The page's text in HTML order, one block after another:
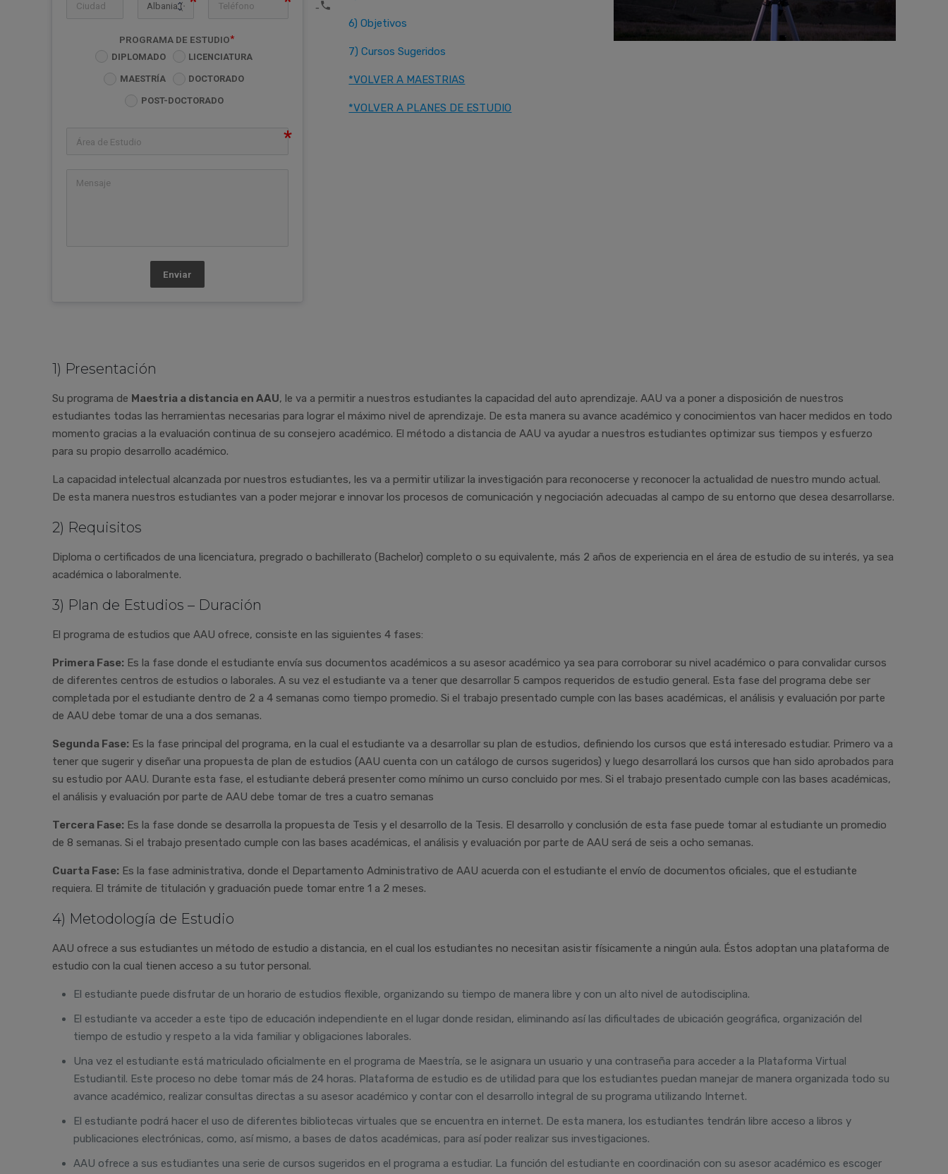
icon-phone
PROGRAMA DE ESTUDIO
DIPLOMADO LICENCIATURA
MAESTRÍA DOCTORADO
POST-DOCTORADO
Enviar
6) Objetivos
7) Cursos Sugeridos
*VOLVER A MAESTRIAS
*VOLVER A PLANES DE ESTUDIO
1) Presentación
Su programa de Maestria a distancia en AAU, le va a permitir a nuestros estudiantes la capacidad del auto aprendizaje. AAU va a poner a disposición de nuestros
estudiantes todas las herramientas necesarias para lograr el máximo nivel de aprendizaje. De esta manera su avance académico y conocimientos van hacer medidos en todo
momento gracias a la evaluación continua de su consejero académico. El método a distancia de AAU va ayudar a nuestros estudiantes optimizar sus tiempos y esfuerzo
para su propio desarrollo académico.
La capacidad intelectual alcanzada por nuestros estudiantes, les va a permitir utilizar la investigación para reconocerse y reconocer la actualidad de nuestro mundo actual.
De esta manera nuestros estudiantes van a poder mejorar e innovar los procesos de comunicación y negociación adecuadas al campo de su entorno que desea desarrollarse.
2) Requisitos
Diploma o certificados de una licenciatura, pregrado o bachillerato (Bachelor) completo o su equivalente, más 2 años de experiencia en el área de estudio de su interés, ya sea
académica o laboralmente.
3) Plan de Estudios – Duración
El programa de estudios que AAU ofrece, consiste en las siguientes 4 fases:
Primera Fase: Es la fase donde el estudiante envía sus documentos académicos a su asesor académico ya sea para corroborar su nivel académico o para convalidar cursos
de diferentes centros de estudios o laborales. A su vez el estudiante va a tener que desarrollar 5 campos requeridos de estudio general. Esta fase del programa debe ser
completada por el estudiante dentro de 2 a 4 semanas como tiempo promedio. Si el trabajo presentado cumple con las bases académicas, el análisis y evaluación por parte
de AAU debe tomar de una a dos semanas.
Segunda Fase: Es la fase principal del programa, en la cual el estudiante va a desarrollar su plan de estudios, definiendo los cursos que está interesado estudiar. Primero va a
tener que sugerir y diseñar una propuesta de plan de estudios (AAU cuenta con un catálogo de cursos sugeridos) y luego desarrollará los cursos que han sido aprobados para
su estudio por AAU. Durante esta fase, el estudiante deberá presenter como mínimo un curso concluido por mes. Si el trabajo presentado cumple con las bases académicas,
el análisis y evaluación por parte de AAU debe tomar de tres a cuatro semanas
Tercera Fase: Es la fase donde se desarrolla la propuesta de Tesis y el desarrollo de la Tesis. El desarrollo y conclusión de esta fase puede tomar al estudiante un promedio
de 8 semanas. Si el trabajo presentado cumple con las bases académicas, el análisis y evaluación por parte de AAU será de seis a ocho semanas.
Cuarta Fase: Es la fase administrativa, donde el Departamento Administrativo de AAU acuerda con el estudiante el envío de documentos oficiales, que el estudiante
requiera. El trámite de titulación y graduación puede tomar entre 1 a 2 meses.
4) Metodología de Estudio
AAU ofrece a sus estudiantes un método de estudio a distancia, en el cual los estudiantes no necesitan asistir físicamente a ningún aula. Éstos adoptan una plataforma de
estudio con la cual tienen acceso a su tutor personal.
El estudiante puede disfrutar de un horario de estudios flexible, organizando su tiempo de manera libre y con un alto nivel de autodisciplina.
El estudiante va acceder a este tipo de educación independiente en el lugar donde residan, eliminando así las dificultades de ubicación geográfica, organización del
tiempo de estudio y respeto a la vida familiar y obligaciones laborales.
Una vez el estudiante está matriculado oficialmente en el programa de Maestría, se le asignara un usuario y una contraseña para acceder a la Plataforma Virtual
Estudiantil. Este proceso no debe tomar más de 24 horas. Plataforma de estudio es de utilidad para que los estudiantes puedan manejar de manera organizada todo su
avance académico, realizar consultas directas a su asesor académico y contar con el desarrollo integral de su programa utilizando Internet.
El estudiante podrá hacer el uso de diferentes bibliotecas virtuales que se encuentra en internet. De esta manera, los estudiantes tendrán libre acceso a libros y
publicaciones electrónicas, como, así mismo, a bases de datos académicas, para así poder realizar sus investigaciones.
AAU ofrece a sus estudiantes una serie de cursos sugeridos en el programa a estudiar. La función del estudiante en coordinación con su asesor académico es escoger